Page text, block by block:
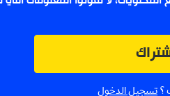
؟ تسجيل الدخول